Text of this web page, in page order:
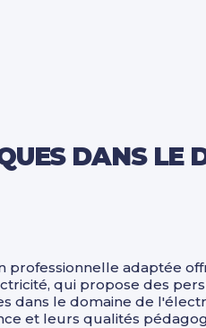
DANS LE
adaptée
qui propose des
le domaine de
et leurs qualités